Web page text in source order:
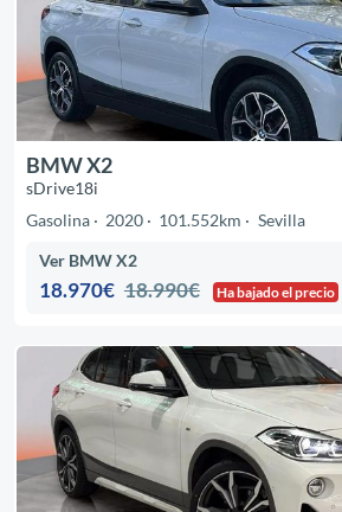
BMW X2
sDrive18i
Gasolina
2020 101.552km Sevilla
Ver BMW X2
18.970€ 18.990€ Ha bajado el precio